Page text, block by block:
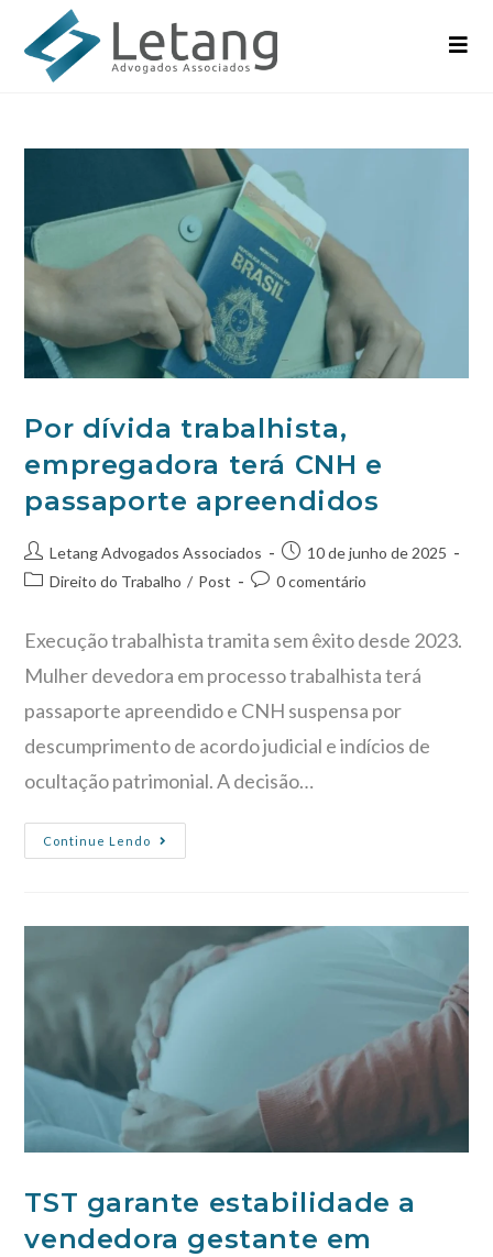
Por dívida trabalhista,
empregadora terá CNH e
passaporte apreendidos
Letang Advogados Associados
10 de junho de 2025
Direito do Trabalho / Post 0 comentário
Execução trabalhista tramita sem êxito desde 2023.
Mulher devedora em processo trabalhista terá
passaporte apreendido e CNH suspensa por
descumprimento de acordo judicial e indícios de
ocultação patrimonial. A decisão…
Continue Lendo
TST garante estabilidade a
vendedora gestante em